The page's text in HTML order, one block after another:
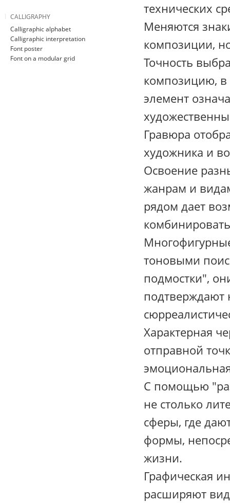
технических
Меняются
композиции,
Точность
композицию, в
элемент
Гравюра
художника и
Освоение
жанрам и
рядом дает
тоновыми
подмостки",
подтверждают
Характерная
отправной
С помощью
не столько
сферы, где
формы,
жизни.
Графическая
расширяют
CALLIGRAPHY
Calligraphic alphabet
Calligraphic interpretation
Font poster
Font on a modular grid